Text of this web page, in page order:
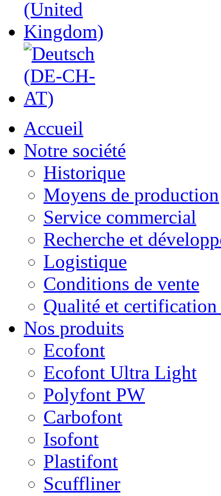
Accueil
Notre société
Historique
Moyens de production
Service commercial
Recherche et
Logistique
Conditions de vente
Qualité et
Nos produits
Ecofont
Ecofont Ultra Light
Polyfont PW
Carbofont
Isofont
Plastifont
Scuffliner